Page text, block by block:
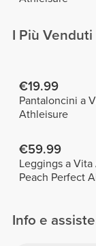
I Più Venduti
€19.99
Pantaloncini a
Athleisure
€59.99
Leggings a Vita
Peach Perfect
Info e